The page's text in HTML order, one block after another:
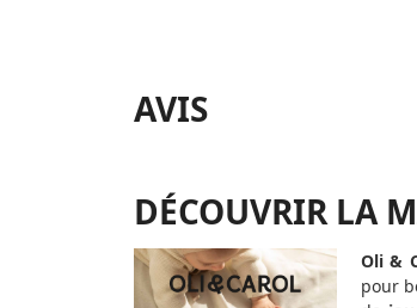
AVIS
DÉCOUVRIR LA
Oli &
pour